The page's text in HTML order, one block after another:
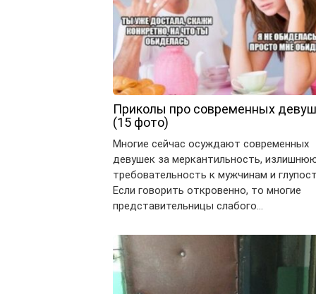
Приколы про современных
(15 фото)
Многие сейчас осуждают современных
девушек за меркантильность,
требовательность к мужчинам и
Если говорить откровенно, то многие
представительницы слабого…